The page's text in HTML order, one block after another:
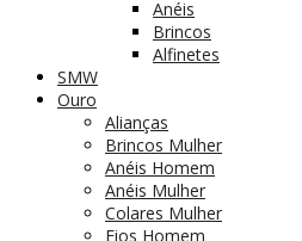
Anéis
Brincos
Alfinetes
SMW
Ouro
Alianças
Brincos Mulher
Anéis Homem
Anéis Mulher
Colares Mulher
Fios Homem